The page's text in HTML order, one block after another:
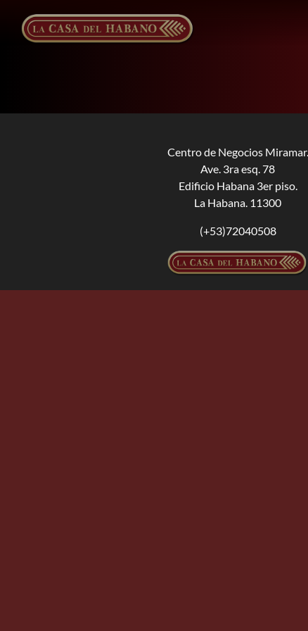
contenido
Centro de Negocios Miramar.
Ave. 3ra esq. 78
Edificio Habana 3er piso.
La Habana. 11300
(+53)72040508